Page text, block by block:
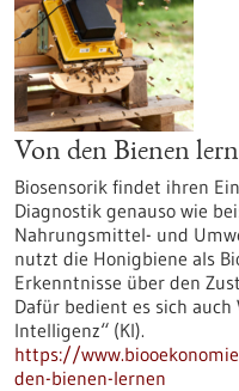
Von den Bienen
Biosensorik findet ihren
Diagnostik genauso wie
Nahrungsmittel- und
nutzt die Honigbiene als
Erkenntnisse über den
Dafür bedient es sich
Intelligenz“ (KI).
https://
den-bienen-lernen